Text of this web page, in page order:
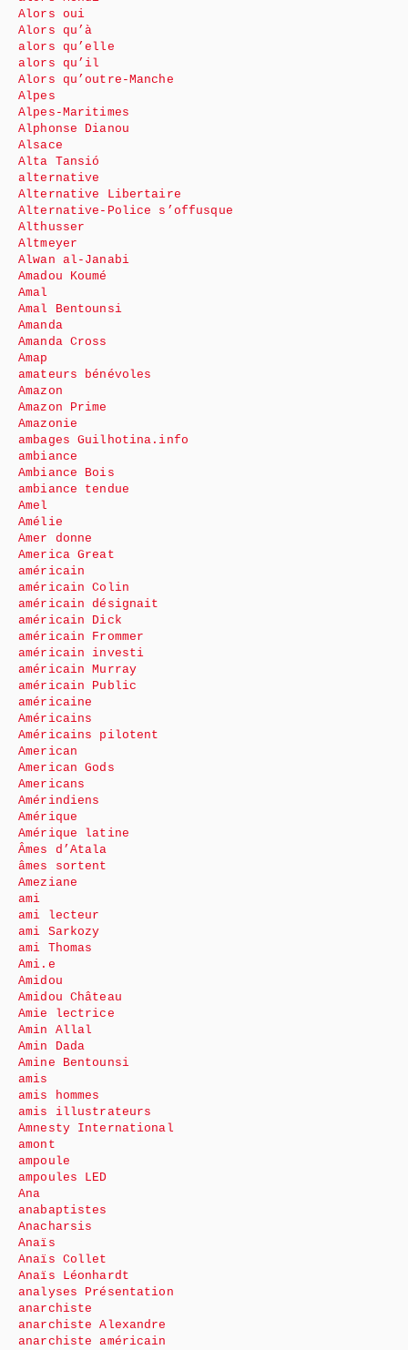
Alors oui
Alors qu’à
alors qu’elle
alors qu’il
Alors qu’outre-Manche
Alpes
Alpes-Maritimes
Alphonse Dianou
Alsace
Alta Tansió
alternative
Alternative Libertaire
Alternative-Police s’offusque
Althusser
Altmeyer
Alwan al-Janabi
Amadou Koumé
Amal
Amal Bentounsi
Amanda
Amanda Cross
Amap
amateurs bénévoles
Amazon
Amazon Prime
Amazonie
ambages Guilhotina.info
ambiance
Ambiance Bois
ambiance tendue
Amel
Amélie
Amer donne
America Great
américain
américain Colin
américain désignait
américain Dick
américain Frommer
américain investi
américain Murray
américain Public
américaine
Américains
Américains pilotent
American
American Gods
Americans
Amérindiens
Amérique
Amérique latine
Âmes d’Atala
âmes sortent
Ameziane
ami
ami lecteur
ami Sarkozy
ami Thomas
Ami.e
Amidou
Amidou Château
Amie lectrice
Amin Allal
Amin Dada
Amine Bentounsi
amis
amis hommes
amis illustrateurs
Amnesty International
amont
ampoule
ampoules LED
Ana
anabaptistes
Anacharsis
Anaïs
Anaïs Collet
Anaïs Léonhardt
analyses Présentation
anarchiste
anarchiste Alexandre
anarchiste américain